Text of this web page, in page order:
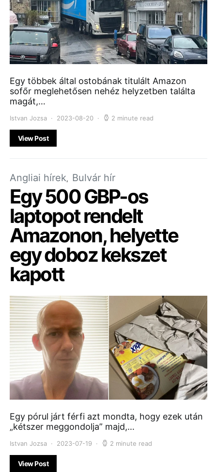
Egy többek által ostobának titulált Amazon
sofőr meglehetősen nehéz helyzetben találta
magát,…
Istvan Jozsa 2023-08-20 2 minute read
View Post
Angliai hírek Bulvár hír
Egy 500 GBP-os
laptopot rendelt
Amazonon, helyette
egy doboz kekszet
kapott
Egy pórul járt férfi azt mondta, hogy ezek után
„kétszer meggondolja” majd,…
Istvan Jozsa 2023-07-19 2 minute read
View Post